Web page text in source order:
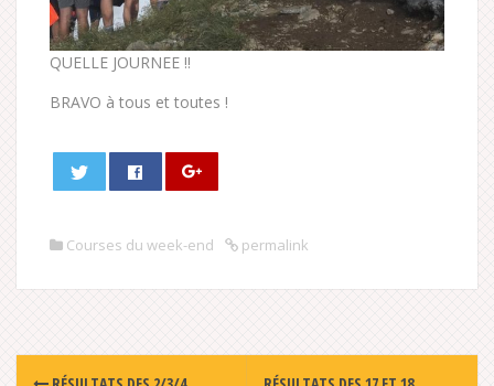
QUELLE JOURNEE !!
BRAVO à tous et toutes !
Courses du week-end permalink